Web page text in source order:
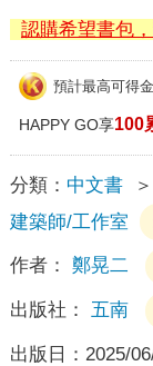
認購希望書包
預計最高可得
HAPPY GO享100
分類： 中文書 ＞
建築師/工作室
作者： 鄭晃二
出版社： 五南
出版日： 2025/